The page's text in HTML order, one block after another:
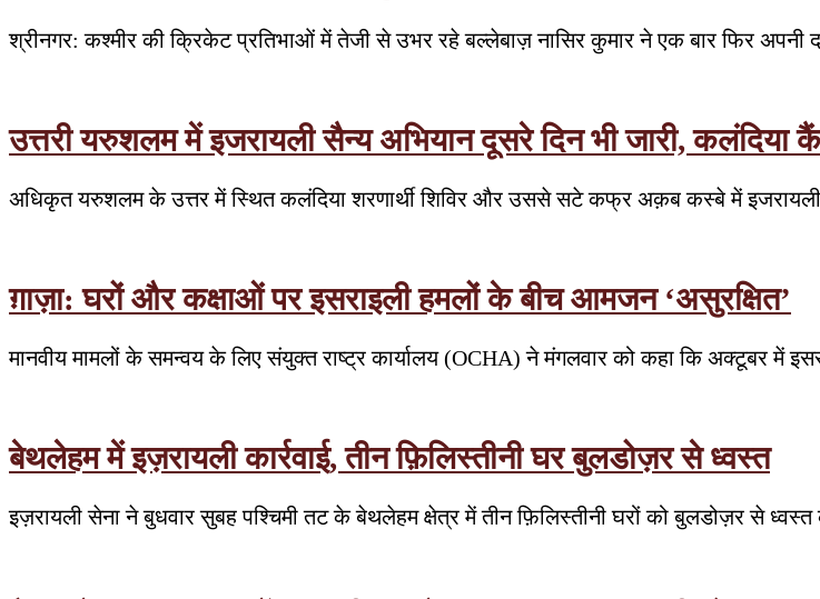
श्रीनगर: कश्मीर की क्रिकेट प्रतिभाओं में तेजी से उभर रहे बल्लेबाज़ नासिर कुमार ने एक बार फिर अपनी
उत्तरी यरुशलम में इजरायली सैन्य अभियान दूसरे दिन भी जारी, कलंदिया
अधिकृत यरुशलम के उत्तर में स्थित कलंदिया शरणार्थी शिविर और उससे सटे कफ्र अक़ब कस्बे में इजरायली
ग़ाज़ा: घरों और कक्षाओं पर इसराइली हमलों के बीच आमजन ‘असुरक्षित’
मानवीय मामलों के समन्वय के लिए संयुक्त राष्ट्र कार्यालय (OCHA) ने मंगलवार को कहा कि अक्टूबर में
बेथलेहम में इज़रायली कार्रवाई, तीन फ़िलिस्तीनी घर बुलडोज़र से ध्वस्त
इज़रायली सेना ने बुधवार सुबह पश्चिमी तट के बेथलेहम क्षेत्र में तीन फ़िलिस्तीनी घरों को बुलडोज़र से